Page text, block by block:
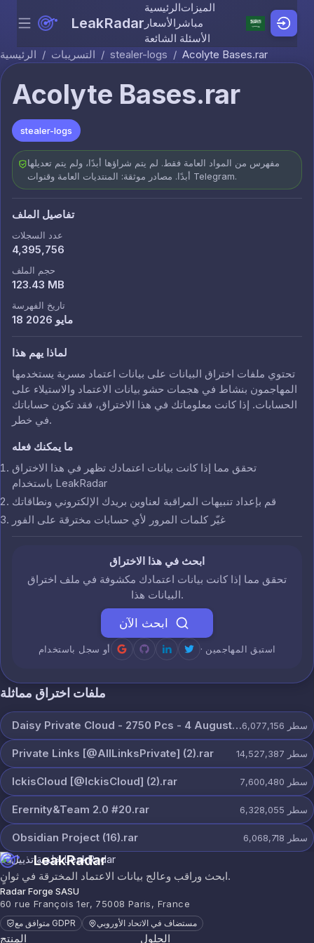
Skip to content
Menu LeakRadar
الرئيسيةالميزات
الأسعار مباشر
الأسئلة الشائعة
الرئيسية / التسريبات / stealer-logs / Acolyte Bases.rar
Acolyte Bases.rar
stealer-logs
مفهرس من المواد العامة فقط. لم يتم شراؤها أبدًا، ولم يتم تعديلها
أبدًا. مصادر موثقة: المنتديات العامة وقنوات Telegram.
تفاصيل الملف
عدد السجلات
4,395,756
حجم الملف
123.43 MB
تاريخ الفهرسة
18 مايو 2026
لماذا يهم هذا
تحتوي ملفات اختراق البيانات على بيانات اعتماد مسربة يستخدمها
المهاجمون بنشاط في هجمات حشو بيانات الاعتماد والاستيلاء على
الحسابات. إذا كانت معلوماتك في هذا الاختراق، فقد تكون حساباتك
في خطر.
ما يمكنك فعله
تحقق مما إذا كانت بيانات اعتمادك تظهر في هذا الاختراق
باستخدام LeakRadar
قم بإعداد تنبيهات المراقبة لعناوين بريدك الإلكتروني ونطاقاتك
غيّر كلمات المرور لأي حسابات مخترقة على الفور
ابحث في هذا الاختراق
تحقق مما إذا كانت بيانات اعتمادك مكشوفة في ملف اختراق
البيانات هذا.
ابحث الآن
أو سجل باستخدام · استبق المهاجمين
ملفات اختراق مماثلة
Daisy Private Cloud - 2750 Pcs - 4 August.zip6,077,156 سطر
Private Links [@AllLinksPrivate] (2).rar 14,527,387 سطر
IckisCloud [@IckisCloud] (2).rar 7,600,480 سطر
Erernity&Team 2.0 #20.rar 6,328,055 سطر
Obsidian Project (16).rar 6,068,718 سطر
LeakRadar
ابحث وراقب وعالج بيانات الاعتماد المخترقة في ثوانٍ.
Radar Forge SASU
60 rue François 1er, 75008 Paris, France
متوافق مع GDPR مستضاف في الاتحاد الأوروبي
المنتج الحلول